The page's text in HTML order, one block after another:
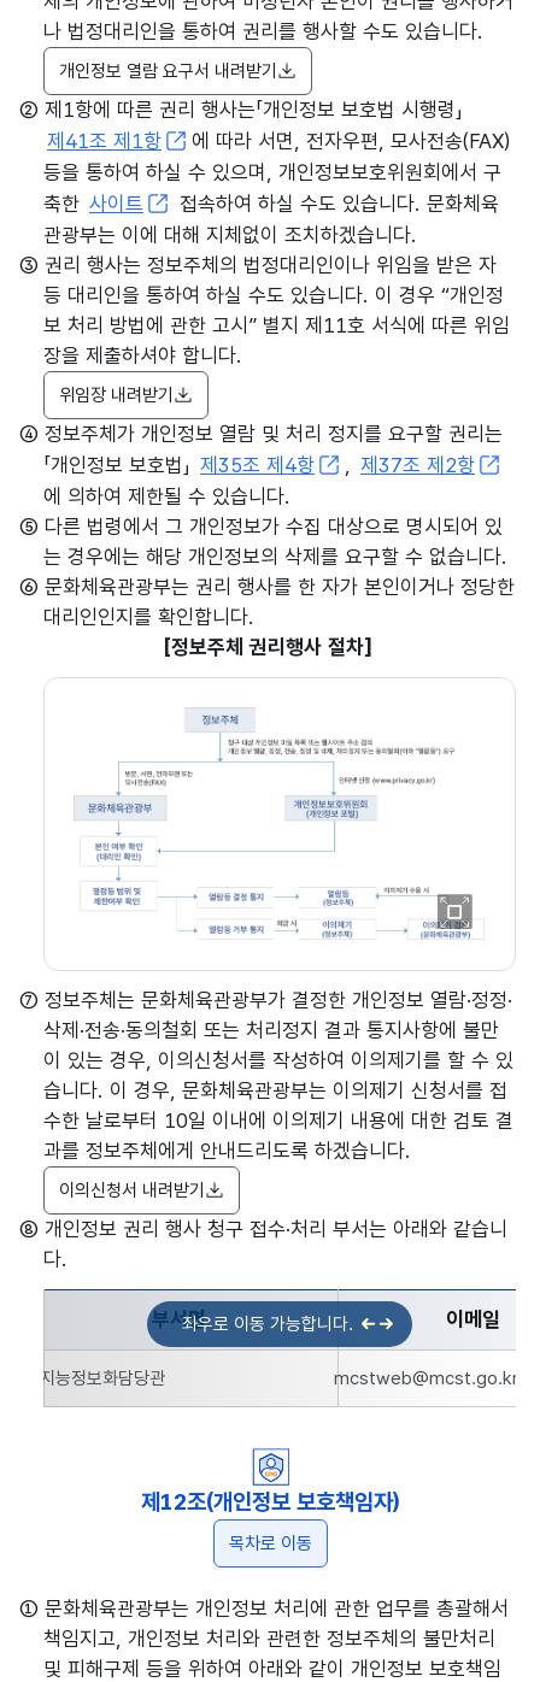
나 법정대리인을 통하여 권리를 행사할 수도 있습니다.
개인정보 열람 요구서 내려받기
② 제1항에 따른 권리 행사는「개인정보 보호법 시행령」
제41조 제1항
에 따라 서면, 전자우편, 모사전송(FAX)
등을 통하여 하실 수 있으며, 개인정보보호위원회에서 구
축한 사이트
접속하여 하실 수도 있습니다. 문화체육
관광부는 이에 대해 지체없이 조치하겠습니다.
③ 권리 행사는 정보주체의 법정대리인이나 위임을 받은 자
등 대리인을 통하여 하실 수도 있습니다. 이 경우 “개인정
보 처리 방법에 관한 고시” 별지 제11호 서식에 따른 위임
장을 제출하셔야 합니다.
위임장 내려받기
④ 정보주체가 개인정보 열람 및 처리 정지를 요구할 권리는
「개인정보 보호법」 제35조 제4항 , 제37조 제2항
에 의하여 제한될 수 있습니다.
⑤ 다른 법령에서 그 개인정보가 수집 대상으로 명시되어 있
는 경우에는 해당 개인정보의 삭제를 요구할 수 없습니다.
⑥ 문화체육관광부는 권리 행사를 한 자가 본인이거나 정당한
대리인인지를 확인합니다.
[정보주체 권리행사 절차]
이미
지
확대
보기
⑦ 정보주체는 문화체육관광부가 결정한 개인정보 열람·정정·
삭제·전송·동의철회 또는 처리정지 결과 통지사항에 불만
이 있는 경우, 이의신청서를 작성하여 이의제기를 할 수 있
습니다. 이 경우, 문화체육관광부는 이의제기 신청서를 접
수한 날로부터 10일 이내에 이의제기 내용에 대한 검토 결
과를 정보주체에게 안내드리도록 하겠습니다.
이의신청서 내려받기
⑧ 개인정보 권리 행사 청구 접수·처리 부서는 아래와 같습니
다.
부서명 이메일
지능정보화담당관 mcstweb@mcst.go.kr
제12조(개인정보 보호책임자)
목차로 이동
① 문화체육관광부는 개인정보 처리에 관한 업무를 총괄해서
책임지고, 개인정보 처리와 관련한 정보주체의 불만처리
및 피해구제 등을 위하여 아래와 같이 개인정보 보호책임